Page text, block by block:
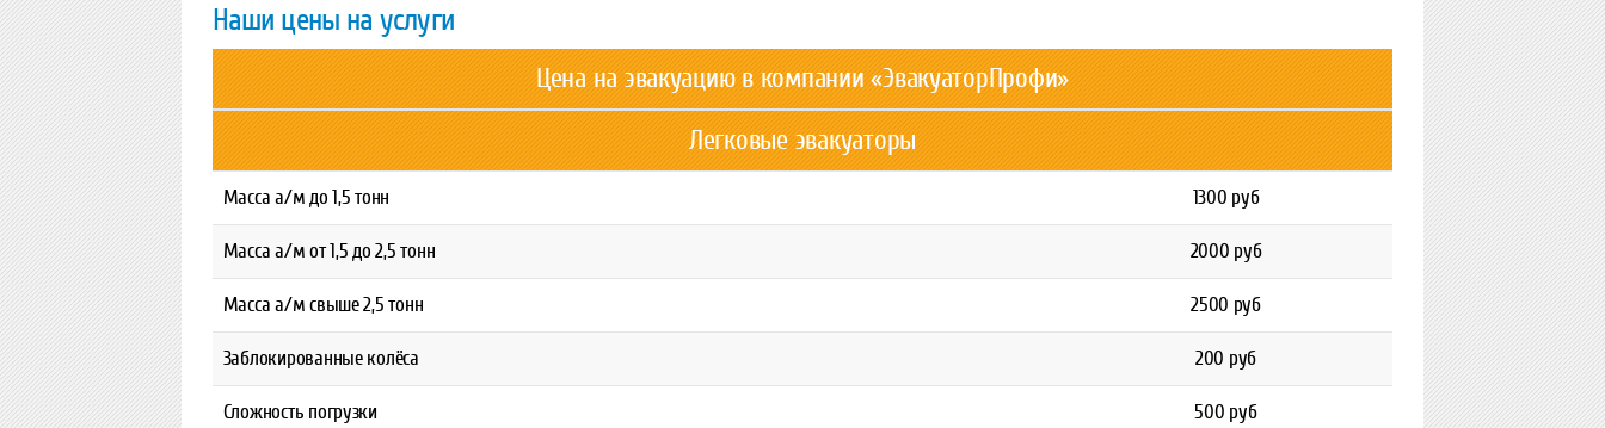
Наши цены на услуги
Цена на эвакуацию в компании «ЭвакуаторПрофи»
Легковые эвакуаторы
Масса а/м до 1,5 тонн 1300 руб
Масса а/м от 1,5 до 2,5 тонн 2000 руб
Масса а/м свыше 2,5 тонн 2500 руб
Заблокированные колёса 200 руб
Сложность погрузки 500 руб